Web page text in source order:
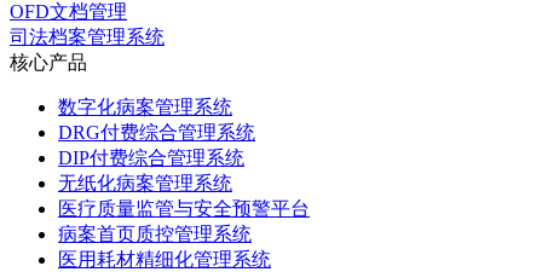
OFD文档管理
司法档案管理系统
核心产品
数字化病案管理系统
DRG付费综合管理系统
DIP付费综合管理系统
无纸化病案管理系统
医疗质量监管与安全预警平台
病案首页质控管理系统
医用耗材精细化管理系统